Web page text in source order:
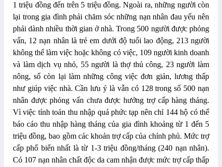
1 triệu đồng đến trên 5 triệu đồng. Ngoài ra, những người còn
lại trong gia đình phải chăm sóc những nạn nhân đau yếu nên
phải dành nhiều thời gian ở nhà. Trong 500 người được phỏng
vấn, 12 nạn nhân là trẻ em dưới độ tuổi lao động, 213 người
không thể làm việc hoặc không có việc, 109 người kinh doanh
và làm dịch vụ nhỏ, 55 người là thợ thủ công, 23 người làm
nông, số còn lại làm những công việc đơn giản, lương thấp
như giúp việc nhà. Cần lưu ý là vẫn có 128 trong số 500 nạn
nhân được phỏng vấn chưa được hưởng trợ cấp hàng tháng.
Vì việc tính toán thu nhập quá phức tạp nên chỉ 144 hộ có thể
báo cáo thu nhập hàng tháng của gia đình khoảng từ 1 đến 5
triệu đồng, bao gồm các khoản trợ cấp của chính phủ. Mức trợ
cấp phổ biến nhất là từ 1-3 triệu đồng/tháng (240 nạn nhân).
Có 107 nạn nhân chất độc da cam nhận được mức trợ cấp thấp